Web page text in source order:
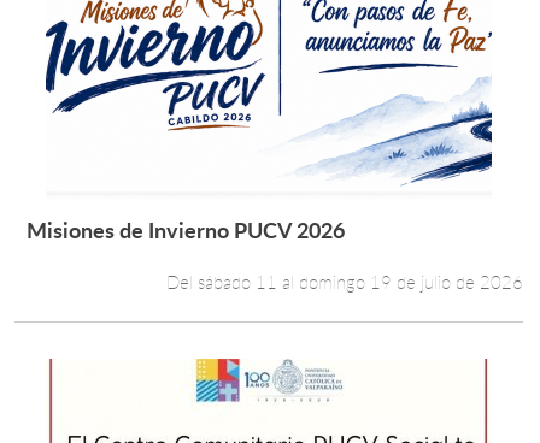
Leer más +
Misiones de Invierno PUCV 2026
Del sábado 11 al domingo 19 de julio de 2026